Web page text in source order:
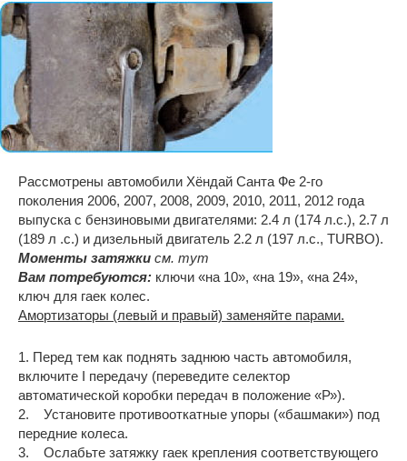
Рассмотрены автомобили Хёндай Санта Фе 2-го
поколения 2006, 2007, 2008, 2009, 2010, 2011, 2012 года
выпуска с бензиновыми двигателями: 2.4 л (174 л.с.), 2.7 л
(189 л .с.) и дизельный двигатель 2.2 л (197 л.с., TURBO).
Моменты затяжки см. тут
Вам потребуются: ключи «на 10», «на 19», «на 24»,
ключ для гаек колес.
Амортизаторы (левый и правый) заменяйте парами.
1. Перед тем как поднять заднюю часть автомобиля,
включите I передачу (переведите селектор
автоматической коробки передач в положение «Р»).
2. Установите противооткатные упоры («башмаки») под
передние колеса.
3. Ослабьте затяжку гаек крепления соответствующего